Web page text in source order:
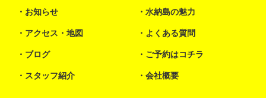
お知らせ 水納島の魅力
アクセス・地図 よくある質問
ブログ ご予約はコチラ
スタッフ紹介 会社概要